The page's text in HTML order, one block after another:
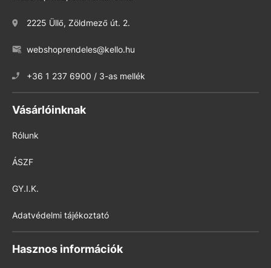
2225 Üllő, Zöldmező út. 2.
webshoprendeles@kello.hu
+36 1 237 6900 / 3-as mellék
Vásárlóinknak
Rólunk
ÁSZF
GY.I.K.
Adatvédelmi tájékoztató
Hasznos információk